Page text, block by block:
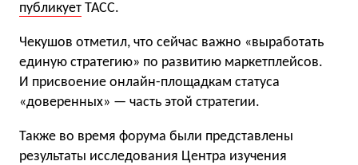
публикует ТАСС.
Чекушов отметил, что сейчас важно «выработать
единую стратегию» по развитию маркетплейсов.
И присвоение онлайн-площадкам статуса
«доверенных» — часть этой стратегии.
Также во время форума были представлены
результаты исследования Центра изучения